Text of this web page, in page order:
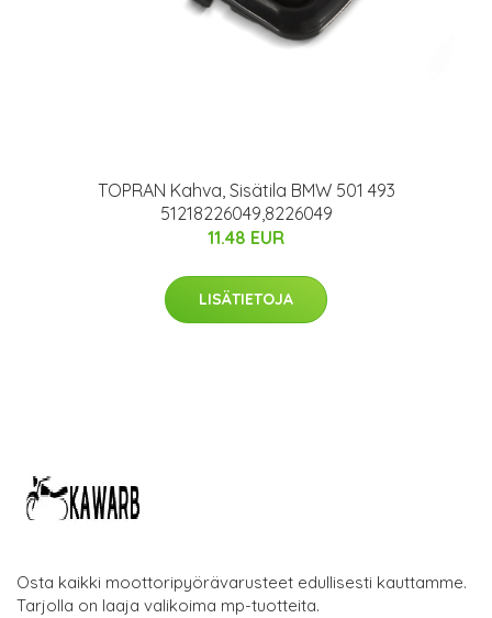
TOPRAN Kahva, Sisätila BMW 501 493
51218226049,8226049
11.48 EUR
LISÄTIETOJA
Osta kaikki moottoripyörävarusteet edullisesti kauttamme.
Tarjolla on laaja valikoima mp-tuotteita.